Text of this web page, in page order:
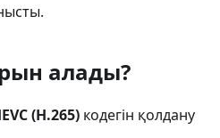
алады?
(H.265) кодегін қолдану